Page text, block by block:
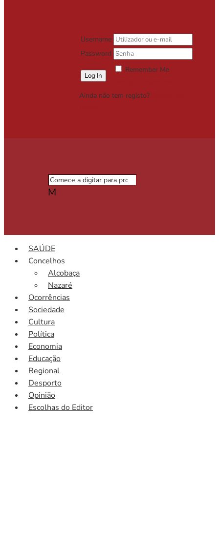
Username
Password
Remember Me
Ainda não tem registo?
M
SAÚDE
Concelhos
Alcobaça
Nazaré
Ocorrências
Sociedade
Cultura
Política
Economia
Educação
Regional
Desporto
Opinião
Escolhas do Editor